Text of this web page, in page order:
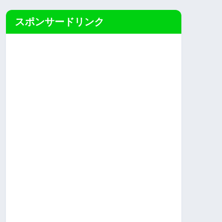
スポンサードリンク